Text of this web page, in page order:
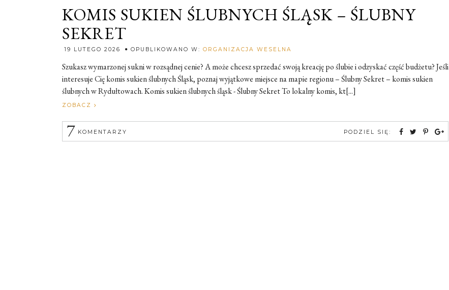
KOMIS SUKIEN ŚLUBNYCH ŚLĄSK – ŚLUBNY
SEKRET
19 LUTEGO 2026 OPUBLIKOWANO W: ORGANIZACJA WESELNA
Szukasz wymarzonej sukni w rozsądnej cenie? A może chcesz sprzedać swoją kreację po ślubie i odzyskać część budżetu? Jeśli
interesuje Cię komis sukien ślubnych Śląsk, poznaj wyjątkowe miejsce na mapie regionu – Ślubny Sekret – komis sukien
ślubnych w Rydułtowach. Komis sukien ślubnych śląsk - Ślubny Sekret To lokalny komis, kt[...]
ZOBACZ
7 KOMENTARZY PODZIEL SIĘ: